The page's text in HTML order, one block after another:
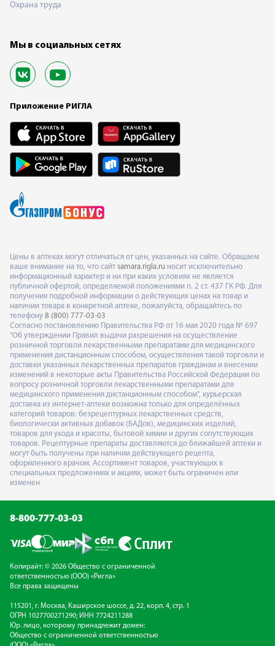
Охрана труда
Мы в социальных сетях
Приложение РИГЛА
Цены в аптеках могут отличаться от цен, указанных на сайте. Обращаем
ваше внимание на то, что сайт samara.rigla.ru носит исключительно
информационный характер и ни при каких условиях не является
публичной офертой, определяемой положениями п. 2 ст. 437 ГК РФ. Для
получения подробной информации о действующих ценах на товар и
наличии товара в конкретной аптеке, пожалуйста, обращайтесь по
телефону 8 (800) 777-03-03
Согласно постановлению Правительства РФ от 16 мая 2020 года № 697
"Об утверждении Правил выдачи разрешения на осуществление
розничной торговли лекарственными препаратами для медицинского
применения дистанционным способом, осуществления такой торговли и
доставки указанных лекарственных препаратов гражданам и внесении
изменений в некоторые акты Правительства Российской Федерации по
вопросу розничной торговли лекарственными препаратами для
медицинского применения дистанционным способом", курьерская
доставка из интернет-аптеки возможна только для определённых
категорий товаров: безрецептурных лекарственных средств,
биологически активных добавок (БАДов), медицинских изделий,
товаров для ухода и красоты, бытовой химии и других сопутствующих
товаров. Рецептурные препараты доставляются до ближайшей аптеки и
могут быть получены при наличии действующего рецепта,
оформленного врачом. Ассортимент товаров, участвующих в
специальных предложениях и акциях, может быть ограничен или
изменен
8-800-777-03-03
Копирайт: © 2026 Общество с ограниченной
ответственностью (ООО) «Ригла»
Все права защищены
115201, г. Москва, Каширское шоссе, д. 22, корп. 4, стр. 1
ОГРН 1027700271290; ИНН 7724211288
Юр. лицо, которому принадлежит домен:
Общество с ограниченной ответственностью